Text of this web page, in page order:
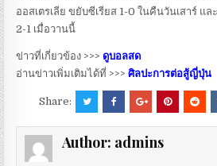
ออสเตรเลีย ขยับซีเรียส 1-0 ในคืนวันเสาร์ แ
2-1 เมื่อวานนี้
ข่าวที่เกี่ยวข้อง >>> ดูบอลสด
อ่านข่าวเพิ่มเติมได้ที่ >>>ศิลปะการต่อสู้ญี่ปุ่น
Share:
Author: admins